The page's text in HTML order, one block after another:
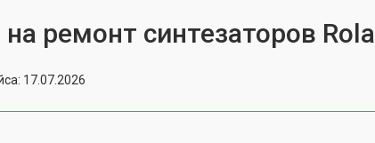
ремонт синтезаторов
17.07.2026